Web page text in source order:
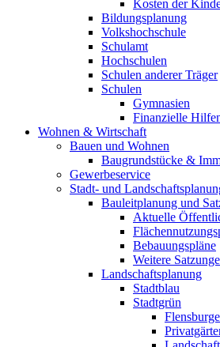
Kosten der
Bildungsplanung
Volkshochschule
Schulamt
Hochschulen
Schulen anderer Träger
Schulen
Gymnasien
Finanzielle
Wohnen & Wirtschaft
Bauen und Wohnen
Baugrundstücke &
Gewerbeservice
Stadt- und
Bauleitplanung und
Aktuelle
Bebauungspläne
Weitere
Landschaftsplanung
Stadtblau
Stadtgrün